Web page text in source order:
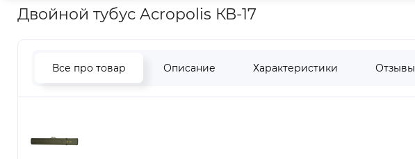
Двойной тубус Acropolis КВ-17
Все про товар Описание Характеристики Отзывы